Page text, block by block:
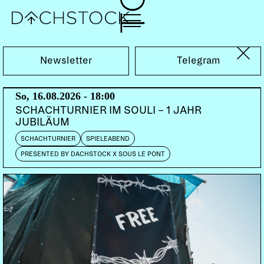
Sa, 11.06.2016
END HITS
DINOSAUR JR. US | Jagjaguwar
POUTRE F | Katatak
Newsletter Telegram
So, 16.08.2026 - 18:00
SCHACHTURNIER IM SOULI – 1 JAHR
JUBILÄUM
SCHACHTURNIER SPIELEABEND
PRESENTED BY DACHSTOCK X SOUS LE PONT